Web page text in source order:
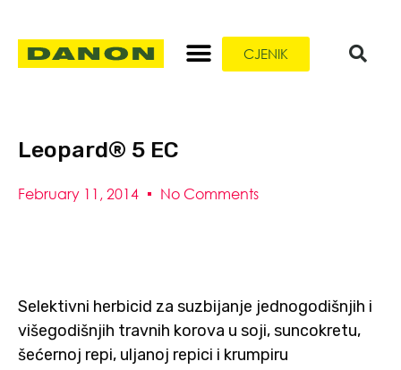
CJENIK
Leopard® 5 EC
February 11, 2014 No Comments
Selektivni herbicid za suzbijanje jednogodišnjih i
višegodišnjih travnih korova u soji, suncokretu,
šećernoj repi, uljanoj repici i krumpiru